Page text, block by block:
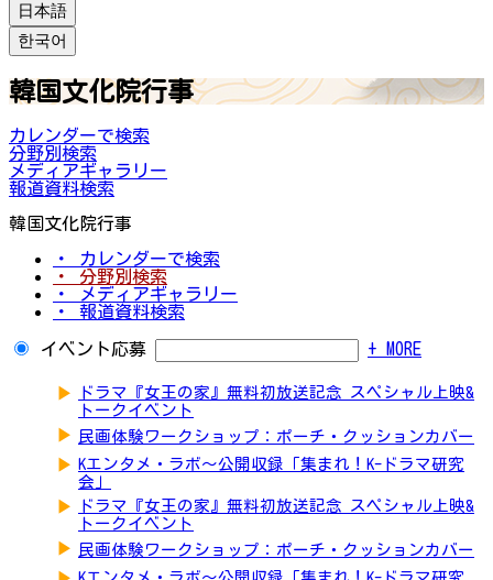
日本語
한국어
韓国文化院行事
カレンダーで検索
分野別検索
メディアギャラリー
報道資料検索
韓国文化院行事
・ カレンダーで検索
・ 分野別検索
・ メディアギャラリー
・ 報道資料検索
イベント応募 + MORE
▶
ドラマ『女王の家』無料初放送記念 スペシャル上映&
トークイベント
▶ 民画体験ワークショップ：ポーチ・クッションカバー
▶ Kエンタメ・ラボ～公開収録「集まれ！K-ドラマ研究
会」
▶
ドラマ『女王の家』無料初放送記念 スペシャル上映&
トークイベント
▶ 民画体験ワークショップ：ポーチ・クッションカバー